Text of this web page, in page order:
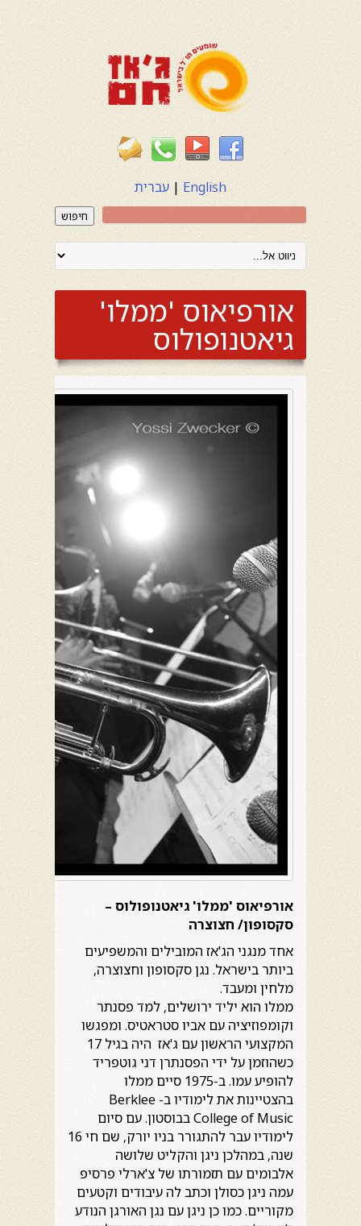
English
| עברית
חיפוש
אורפיאוס 'ממלו'
גיאטנופולוס
אורפיאוס 'ממלו' גיאטנופולוס –
סקסופון/ חצוצרה
אחד מנגני הג'אז המובילים והמשפיעים
ביותר בישראל. נגן סקסופון וחצוצרה,
מלחין ומעבד.
ממלו הוא יליד ירושלים, למד פסנתר
וקומפוזיציה עם אביו סטראטיס. ומפגשו
המקצועי הראשון עם ג'אז היה בגיל 17
כשהוזמן על ידי הפסנתרן דני גוטפריד
להופיע עמו. ב-1975 סיים ממלו
בהצטיינות את לימודיו ב- Berklee
College of Music בבוסטון. עם סיום
לימודיו עבר להתגורר בניו יורק, שם חי 16
שנה, במהלכן ניגן והקליט שלושה
אלבומים עם תזמורתו של צ'ארלי פרסיפ
עמה ניגן כסולן וכתב לה עיבודים וקטעים
מקוריים. כמו כן ניגן עם נגן האורגן הנודע